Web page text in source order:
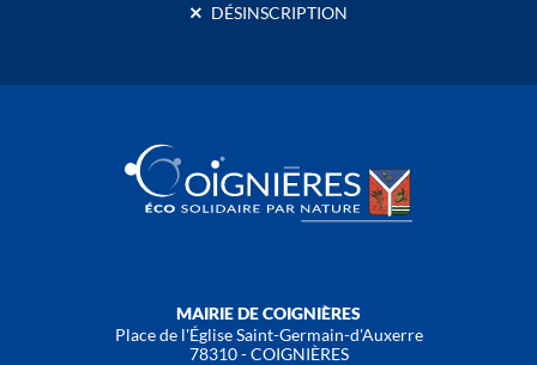
DÉSINSCRIPTION
MAIRIE DE COIGNIÈRES
Place de l'Église Saint-Germain-d'Auxerre
78310 - COIGNIÈRES